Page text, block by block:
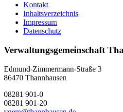
Kontakt
Inhaltsverzeichnis
Impressum
Datenschutz
Verwaltungsgemeinschaft
Edmund-Zimmermann-Straße 3
86470 Thannhausen
08281 901-0
08281 901-20